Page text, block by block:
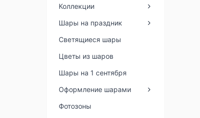
Коллекции
Шары на праздник
Светящиеся шары
Цветы из шаров
Шары на 1 сентября
Оформление шарами
Фотозоны